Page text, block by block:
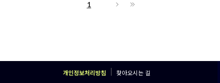
1
개인정보처리방침 찾아오시는 길